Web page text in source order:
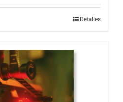
Detalles